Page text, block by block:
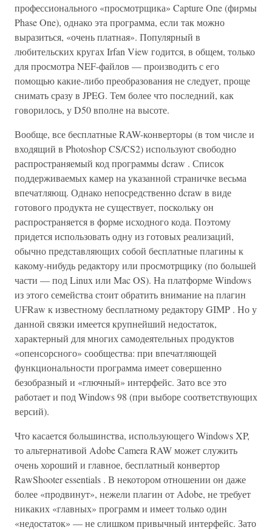
профессионального «просмотрщика» Capture One (фирмы
Phase One), однако эта программа, если так можно
выразиться, «очень платная». Популярный в
любительских кругах Irfan View годится, в общем, только
для просмотра NEF-файлов — производить с его
помощью какие-либо преобразования не следует, проще
снимать сразу в JPEG. Тем более что последний, как
говорилось, у D50 вполне на высоте.
Вообще, все бесплатные RAW-конверторы (в том числе и
входящий в Photoshop CS/CS2) используют свободно
распространяемый код программы dcraw . Список
поддерживаемых камер на указанной страничке весьма
впечатляющ. Однако непосредственно dcraw в виде
готового продукта не существует, поскольку он
распространяется в форме исходного кода. Поэтому
придется использовать одну из готовых реализаций,
обычно представляющих собой бесплатные плагины к
какому-нибудь редактору или просмотрщику (по большей
части — под Linux или Mac OS). На платформе Windows
из этого семейства стоит обратить внимание на плагин
UFRaw к известному бесплатному редактору GIMP . Но у
данной связки имеется крупнейший недостаток,
характерный для многих самодеятельных продуктов
«опенсорсного» сообщества: при впечатляющей
функциональности программа имеет совершенно
безобразный и «глючный» интерфейс. Зато все это
работает и под Windows 98 (при выборе соответствующих
версий).
Что касается большинства, использующего Windows XP,
то альтернативой Adobe Camera RAW может служить
очень хороший и главное, бесплатный конвертор
RawShooter essentials . В некотором отношении он даже
более «продвинут», нежели плагин от Adobe, не требует
никаких «главных» программ и имеет только один
«недостаток» — не слишком привычный интерфейс. Зато